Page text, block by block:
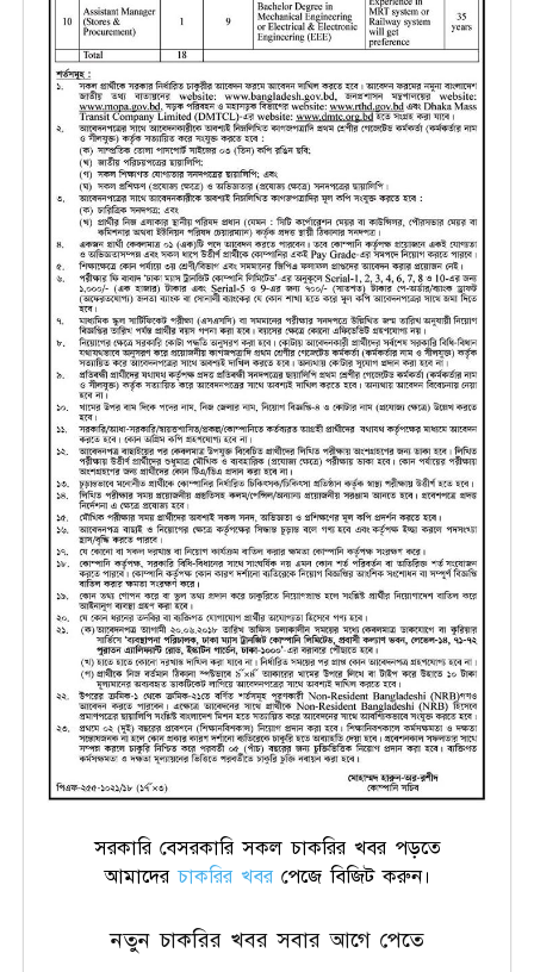
সরকারি বেসরকারি সকল চাকরির খবর পড়তে
আমাদেরচাকরির খবরপেজে বিজিট করুন।
নতুন চাকরির খবর সবার আগে পেতে